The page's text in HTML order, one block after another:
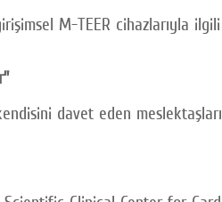
M-TEER cihazlarıyla
davet eden